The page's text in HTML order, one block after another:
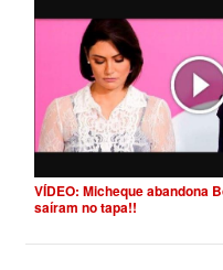
VÍDEO: Micheque abandona
saíram no tapa!!